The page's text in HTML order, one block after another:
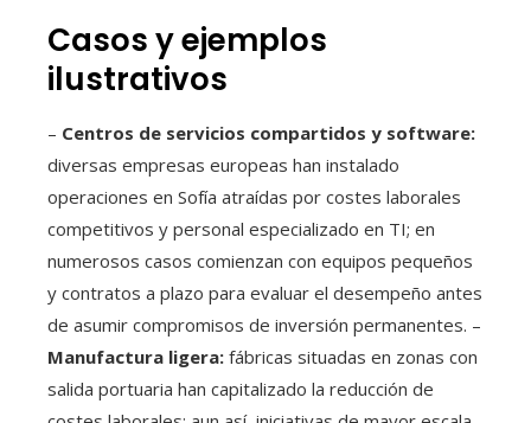
Casos y ejemplos
ilustrativos
– Centros de servicios compartidos y software:
diversas empresas europeas han instalado
operaciones en Sofía atraídas por costes laborales
competitivos y personal especializado en TI; en
numerosos casos comienzan con equipos pequeños
y contratos a plazo para evaluar el desempeño antes
de asumir compromisos de inversión permanentes. –
Manufactura ligera: fábricas situadas en zonas con
salida portuaria han capitalizado la reducción de